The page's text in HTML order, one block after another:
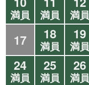
満員 満員 満員
17 18
満員
19
満員
24
満員
25
満員
26
満員